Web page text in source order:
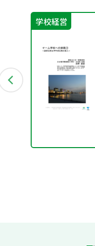
学校経営